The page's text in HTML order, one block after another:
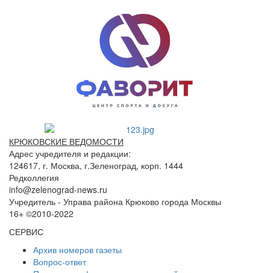
КРЮКОВСКИЕ ВЕДОМОСТИ
Адрес учредителя и редакции:
124617, г. Москва, г.Зеленоград, корп. 1444
Редколлегия
info@zelenograd-news.ru
Учредитель - Управа района Крюково города Москвы
16+ ©2010-2022
СЕРВИС
Архив номеров газеты
Вопрос-ответ